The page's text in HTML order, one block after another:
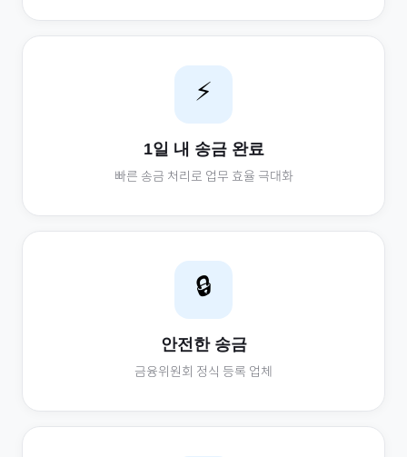
⚡
1일 내 송금 완료
빠른 송금 처리로 업무 효율 극대화
🔒
안전한 송금
금융위원회 정식 등록 업체